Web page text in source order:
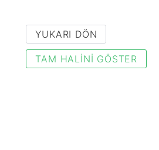
YUKARI DÖN
TAM HALINI GÖSTER